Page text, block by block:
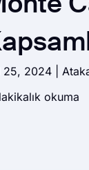
25, 2024 |
okuma